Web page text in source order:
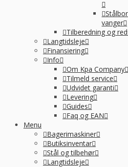
vanger
Tilberedning og
Langtidsleje
Finansiering
Info
Om Kpa Company
Tilmeld service
Udvidet garanti
Levering
Guides
Faq og EAN
Menu
Bagerimaskiner
Butiksinventar
Stål og tilbehør
Langtidsleje